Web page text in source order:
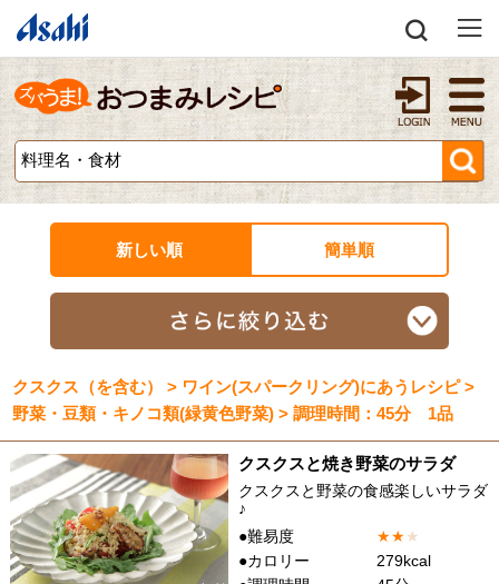
新しい順 簡単順
クスクス（を含む） > ワイン(スパークリング)にあうレシピ >
野菜・豆類・キノコ類(緑黄色野菜) > 調理時間：45分 1品
クスクスと焼き野菜のサラダ
クスクスと野菜の食感楽しいサラダ
♪
●難易度
★★★
●カロリー
279kcal